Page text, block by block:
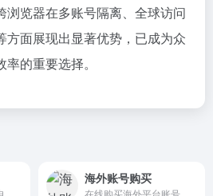
浏览器在多账号隔离、全球访问
方面展现出显著优势，已成为众
的重要选择。
海外账号购买